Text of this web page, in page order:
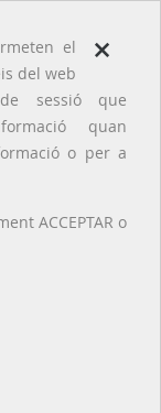
×
el
del web
sessió que
quan
o per a
ACCEPTAR o